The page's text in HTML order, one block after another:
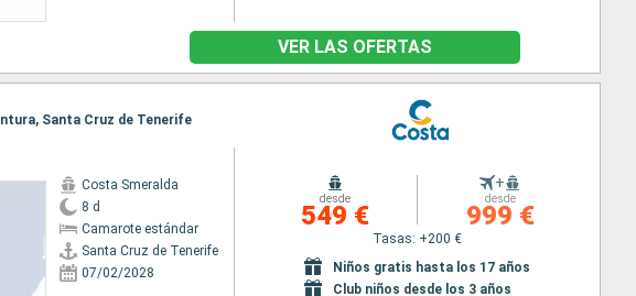
VER LAS OFERTAS
Santa Cruz de Tenerife
Costa Smeralda
8 d
Camarote estándar
Santa Cruz de Tenerife
07/02/2028
desde
549 €
+
desde
999 €
Tasas: +200 €
Niños gratis hasta los 17 años
Club niños desde los 3 años